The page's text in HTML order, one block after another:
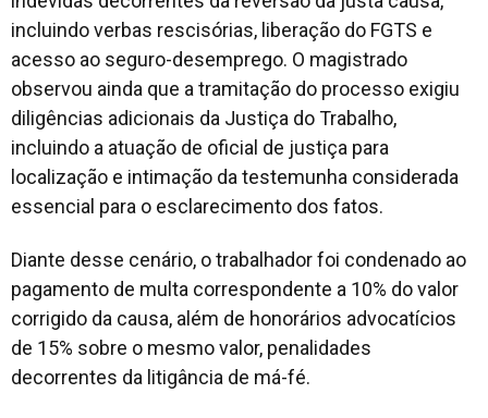
incluindo verbas rescisórias, liberação do FGTS e
acesso ao seguro-desemprego. O magistrado
observou ainda que a tramitação do processo exigiu
diligências adicionais da Justiça do Trabalho,
incluindo a atuação de oficial de justiça para
localização e intimação da testemunha considerada
essencial para o esclarecimento dos fatos.
Diante desse cenário, o trabalhador foi condenado ao
pagamento de multa correspondente a 10% do valor
corrigido da causa, além de honorários advocatícios
de 15% sobre o mesmo valor, penalidades
decorrentes da litigância de má-fé.